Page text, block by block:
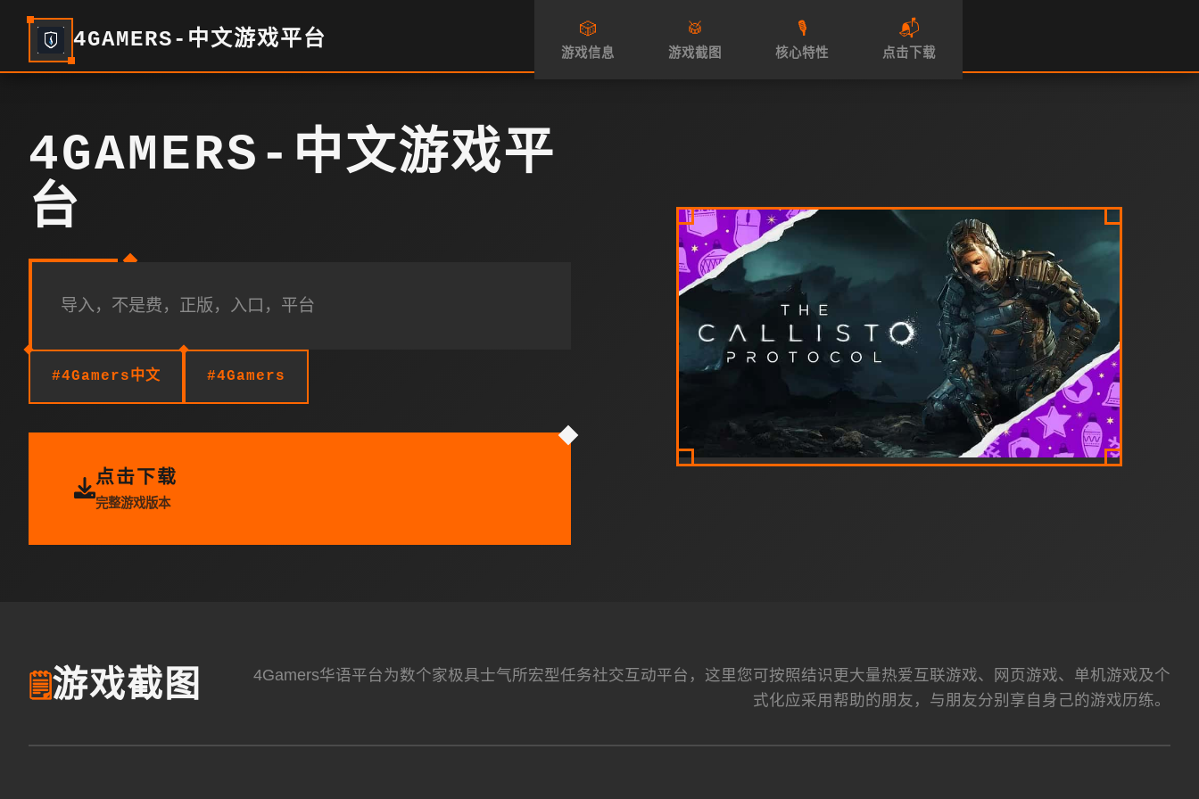
4GAMERS-中文游戏平台 🎲
游戏信息
🥁
游戏截图
🎙️
核心特性
📬
点击下载
4GAMERS-中文游戏平
台
导入，不是费，正版，入口，平台
#4Gamers中文 #4Gamers
点击下载
完整游戏版本
🗒️游戏截图
4Gamers华语平台为数个家极具士气所宏型任务社交互动平台，这里您可按照结识更大量热爱互联游戏、网页游戏、单机游戏及个
式化应采用帮助的朋友，与朋友分别享自身己的游戏历练。